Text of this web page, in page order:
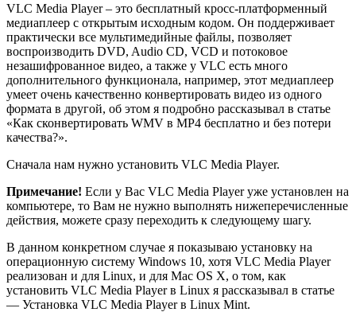
VLC Media Player – это бесплатный кросс-платформенный
медиаплеер с открытым исходным кодом. Он поддерживает
практически все мультимедийные файлы, позволяет
воспроизводить DVD, Audio CD, VCD и потоковое
незашифрованное видео, а также у VLC есть много
дополнительного функционала, например, этот медиаплеер
умеет очень качественно конвертировать видео из одного
формата в другой, об этом я подробно рассказывал в статье
«Как сконвертировать WMV в MP4 бесплатно и без потери
качества?».
Сначала нам нужно установить VLC Media Player.
Примечание! Если у Вас VLC Media Player уже установлен на
компьютере, то Вам не нужно выполнять нижеперечисленные
действия, можете сразу переходить к следующему шагу.
В данном конкретном случае я показываю установку на
операционную систему Windows 10, хотя VLC Media Player
реализован и для Linux, и для Mac OS X, о том, как
установить VLC Media Player в Linux я рассказывал в статье
— Установка VLC Media Player в Linux Mint.